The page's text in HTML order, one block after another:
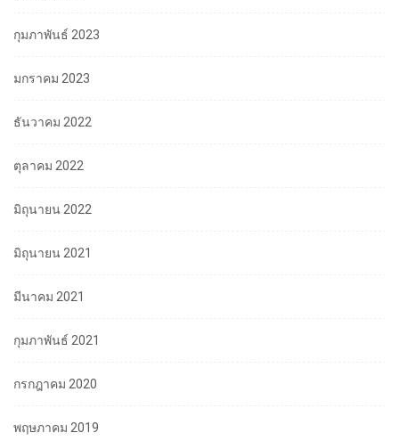
กุมภาพันธ์ 2023
มกราคม 2023
ธันวาคม 2022
ตุลาคม 2022
มิถุนายน 2022
มิถุนายน 2021
มีนาคม 2021
กุมภาพันธ์ 2021
กรกฎาคม 2020
พฤษภาคม 2019